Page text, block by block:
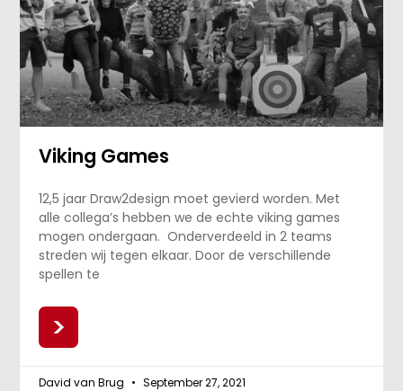
Viking Games
12,5 jaar Draw2design moet gevierd worden. Met
alle collega’s hebben we de echte viking games
mogen ondergaan. Onderverdeeld in 2 teams
streden wij tegen elkaar. Door de verschillende
spellen te
>
David van Brug September 27, 2021